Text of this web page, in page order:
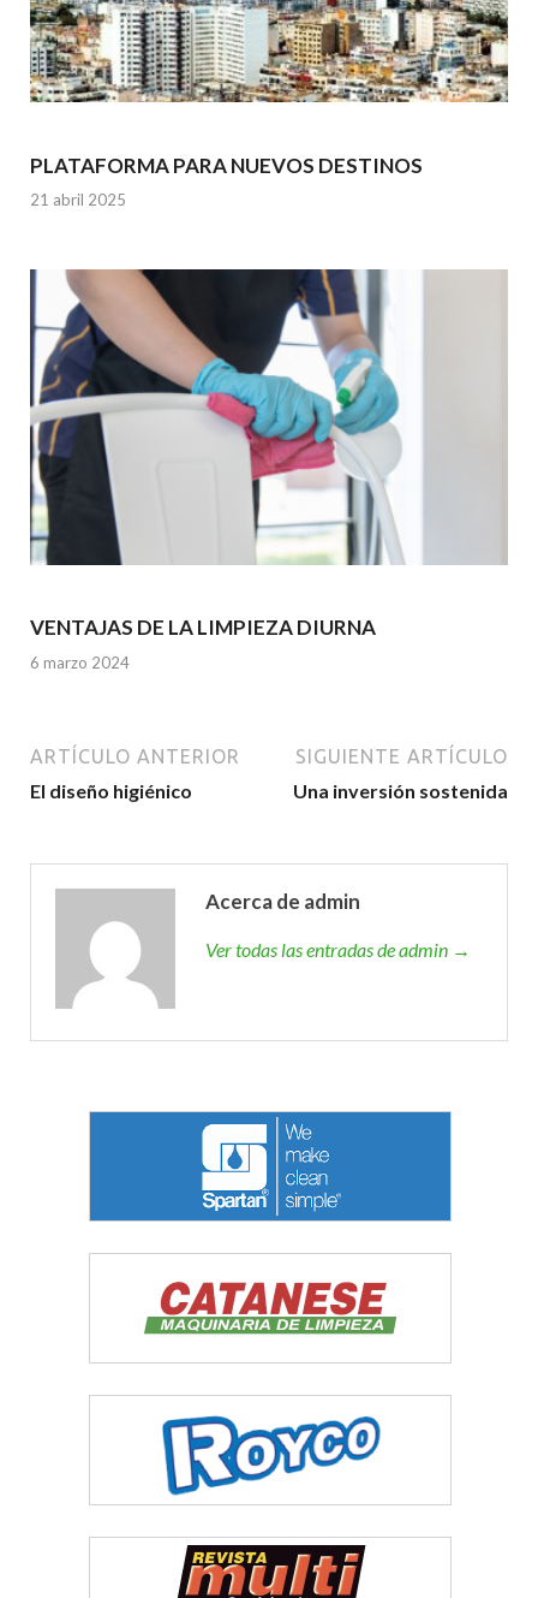
PLATAFORMA PARA NUEVOS DESTINOS
21 abril 2025
VENTAJAS DE LA LIMPIEZA DIURNA
6 marzo 2024
ARTÍCULO ANTERIOR
El diseño higiénico
SIGUIENTE ARTÍCULO
Una inversión sostenida
Acerca de admin
Ver todas las entradas de admin →